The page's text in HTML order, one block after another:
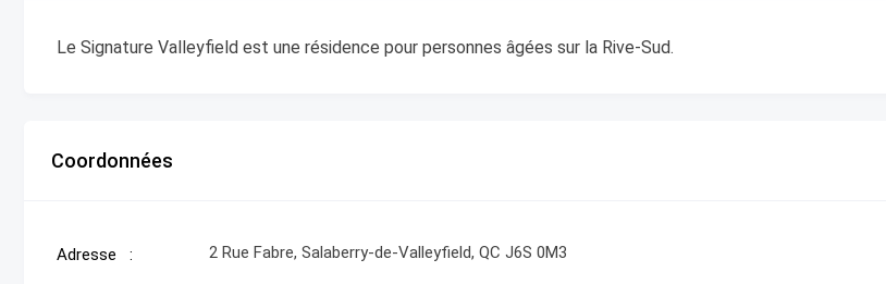
Le Signature Valleyfield est une résidence pour personnes âgées sur la Rive-Sud.
Coordonnées
Adresse 2 Rue Fabre, Salaberry-de-Valleyfield, QC J6S 0M3